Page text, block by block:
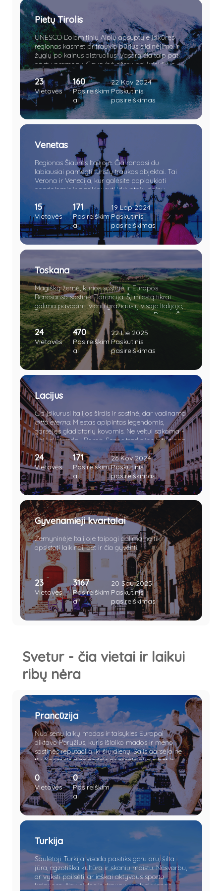
Pietų Tirolis
UNESCO Dolomitinių Alpių apsuptyje įsikūręs
regionas kasmet pritraukia būrius slidinėjimo ir
žygių po kalnus aistruolius. Vasarą čia taip pat
apstu pramogų. Gausybė ežerų bei krioklių, o
vietomis net piramidžių. Apsilankę sostinėje
nesuglumkite pasijutę lyg Austrijoje. Verčiau
paskanaukite šviežios polentos bei obuolių
štrudelio.
23
Vietovės
160
Pasireiškim
ai
22 Kov 2024
Paskutinis
pasireiškimas
Venetas
Regionas Šiaurės Italijoje. Čia randasi du
labiausiai pamėgti turistų traukos objektai. Tai
Verona ir Venecija, kur galėsite paplaukioti
gondolomis ir pasiklausyti irkluotojų dainų,
pasimėgauti nuostabiu vietos maistu jaukiame
restorane bei paragauti geriausio ir ilgiausiai
brandinto vyno visoje Italijoje ar parašyti laišką
Džiuljetai. Trokšti romantikos ir meilės, o gal
ieškai tobulos vietos pasipiršti savo mylimajai?
Tuomet užsuk į meilės kupiną kraštą!
15
Vietovės
171
Pasireiškim
ai
19 Lap 2024
Paskutinis
pasireiškimas
Toskana
Magišką žemė, kurios sostinė ir Europos
Renesanso sostinė Florencija. Šį miestą tikrai
galima pavadinti vienu gražiausių visoje Italijoje,
o patys italai kartais labiau vertina nei Romą. Čia
tiek architektūrinio paveldo, kad Stendalio
sindromas ištiks akimirksniu. Tad, gyventi Italijoje
ir neapsilankyti Florencijoje - štai kas yra
vadinama nuodėme.
24
Vietovės
470
Pasireiškim
ai
22 Lie 2025
Paskutinis
pasireiškimas
Lacijus
Čia įsikurusi Italijos širdis ir sostinė, dar vadinama
città eterna. Miestas apipintas legendomis,
garsėjęs gladiatorių kovomis. Ne veltui sakoma -
visi keliai veda į Romą. Senos tradicijos ir turtinga
istorinė praeitis paliko Italijai daugybę meno ir
architektūros lobių. „Amžinasis miestas“ lyg
magnetas traukia keliautojus iš viso pasaulio.
Vieni jį dievina, kiti keikia, tačiau vienaip ar kitaip
miestas nelieka nepastebėtas.
24
Vietovės
171
Pasireiškim
ai
26 Kov 2024
Paskutinis
pasireiškimas
Gyvenamieji kvartalai
Žemyninėje Italijoje taipogi galima ne tik
apsistoti laikinai, bet ir čia gyventi.
23
Vietovės
3167
Pasireiškim
ai
20 Sau 2025
Paskutinis
pasireiškimas
Svetur - čia vietai ir laikui
ribų nėra
Prancūzija
Nuo senų laikų madas ir taisykles Europai
diktavo Paryžius, kuris išlaiko mados ir meno
sostinės reputaciją iki šių dienų. Šalis garsėja ne
tik žinomais dizaineriais ar menininkais, bet ir
kokybiškais tauriaisiais gėrimais, sūriu, Eifelio
bokštu, Triumfo arka ir Disneilendu.
0
Vietovės
0
Pasireiškim
ai
Turkija
Saulėtoji Turkija visada pasitiks geru oru, šilta
jūra, egzotiška kultūra ir skaniu maistu. Nesvarbu,
ar vyksti pailsėti, ar ieškai aktyvaus sporto
kalnuose, čia veiklos ir draugų ras kiekvienas.